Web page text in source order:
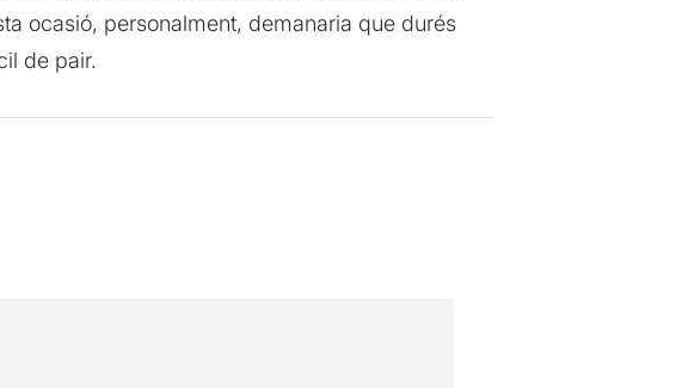
ocasió, personalment, demanaria que durés
de pair.